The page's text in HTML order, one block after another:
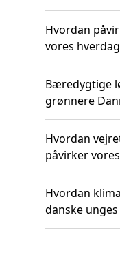
Hvordan
vores
Bæredygtige
grønnere
Hvordan
påvirker
Hvordan
danske